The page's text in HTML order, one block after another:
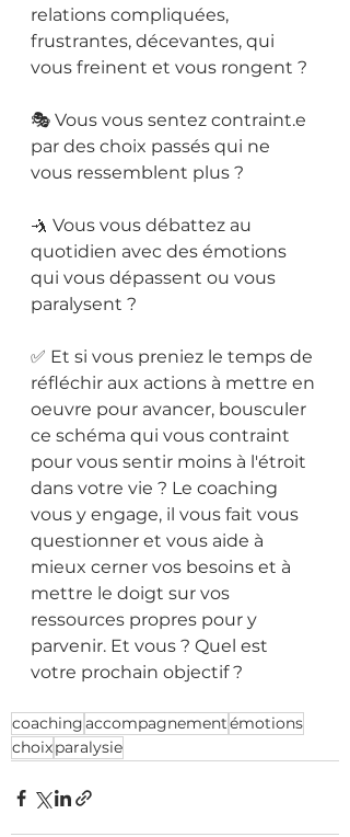
relations compliquées,
frustrantes, décevantes, qui
vous freinent et vous rongent ?
🎭 Vous vous sentez contraint.e
par des choix passés qui ne
vous ressemblent plus ?
🤺 Vous vous débattez au
quotidien avec des émotions
qui vous dépassent ou vous
paralysent ?
✅ Et si vous preniez le temps de
réfléchir aux actions à mettre en
oeuvre pour avancer, bousculer
ce schéma qui vous contraint
pour vous sentir moins à l'étroit
dans votre vie ? Le coaching
vous y engage, il vous fait vous
questionner et vous aide à
mieux cerner vos besoins et à
mettre le doigt sur vos
ressources propres pour y
parvenir. Et vous ? Quel est
votre prochain objectif ?
coachingaccompagnementémotions
choixparalysie